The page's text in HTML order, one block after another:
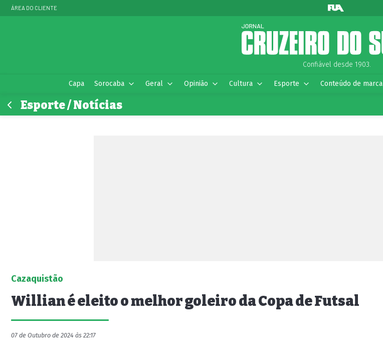
ÁREA DO CLIENTE
Confiável desde 1903.
Capa Sorocaba Geral Opinião Cultura Esporte Conteúdo de marca
Esporte / Notícias
Cazaquistão
Willian é eleito o melhor goleiro da Copa de Futsal
07 de Outubro de 2024 às 22:17